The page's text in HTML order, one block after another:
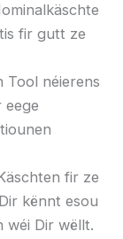
fir gutt ze
Tool néierens
eege
fir ze
kënnt esou
wéi Dir wëllt.